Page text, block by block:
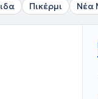
Πικέρμι Νέα